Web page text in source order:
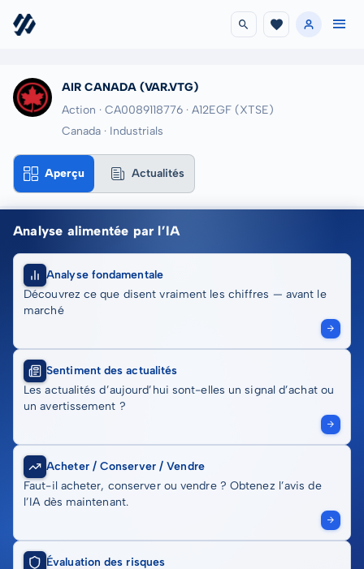
AIR CANADA (VAR.VTG)
Action · CA0089118776 · A12EGF (XTSE)
Canada · Industrials
Aperçu Actualités
Analyse alimentée par l’IA
Analyse fondamentale
Découvrez ce que disent vraiment les chiffres — avant le
marché
Sentiment des actualités
Les actualités d’aujourd’hui sont-elles un signal d’achat ou
un avertissement ?
Acheter / Conserver / Vendre
Faut-il acheter, conserver ou vendre ? Obtenez l’avis de
l’IA dès maintenant.
Évaluation des risques